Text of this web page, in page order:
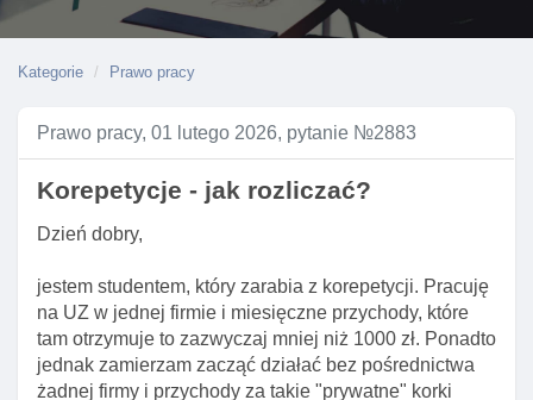
Kategorie Prawo pracy
Prawo pracy, 01 lutego 2026, pytanie №2883
Korepetycje - jak rozliczać?
Dzień dobry,
jestem studentem, który zarabia z korepetycji. Pracuję
na UZ w jednej firmie i miesięczne przychody, które
tam otrzymuje to zazwyczaj mniej niż 1000 zł. Ponadto
jednak zamierzam zacząć działać bez pośrednictwa
żadnej firmy i przychody za takie "prywatne" korki